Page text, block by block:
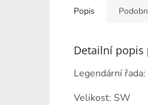
hvězdiček.
Popis
Detailní popis
Legendární
Velikost: SW